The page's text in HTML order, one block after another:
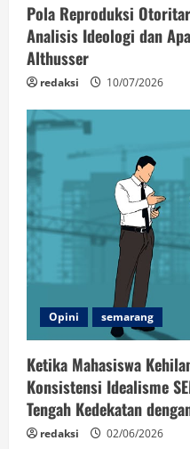
Pola Reproduksi
Analisis Ideologi dan
Althusser
redaksi 10/07/2026
Opini semarang
Ketika Mahasiswa
Konsistensi Idealisme
Tengah Kedekatan
redaksi 02/06/2026